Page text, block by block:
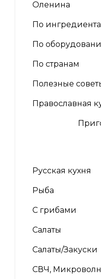
Оленина
По
По
По странам
Полезные
Православная
Русская кухня
Рыба
С грибами
Салаты
Салаты/Закуски
СВЧ,